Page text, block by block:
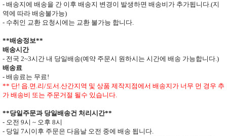
- 배송지에 배송을 간 이후 배송지 변경이 발생하면 배송비가 추가됩니다.(지
역에 따라 배송불가능)
- 수취인 교환 요청시에는 교환 불가능 합니다.
**배송정보**
배송시간
- 전국 2~3시간 내 당일배송(예약 주문시 원하시는 시간에 배송 가능합니다.)
배송료
- 배송료는 무료!
** 단! 읍.면 .리/도서 .산간지역 및 상품 제작지점에서 배송지가 너무 먼 경우 추
가 배송비 또는 주문거절 될수 있습니다.
**당일주문과 당일배송건 처리시간**
- 오전 9시 ~ 오후 8시
- 당일 7시이후 주문은 다음날 오전 중에 배송 됩니다.